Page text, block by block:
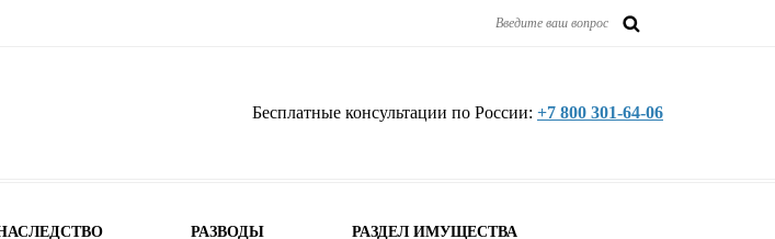
Бесплатные консультации по России: +7 800 301-64-06
РАЗВОДЫ РАЗДЕЛ ИМУЩЕСТВА